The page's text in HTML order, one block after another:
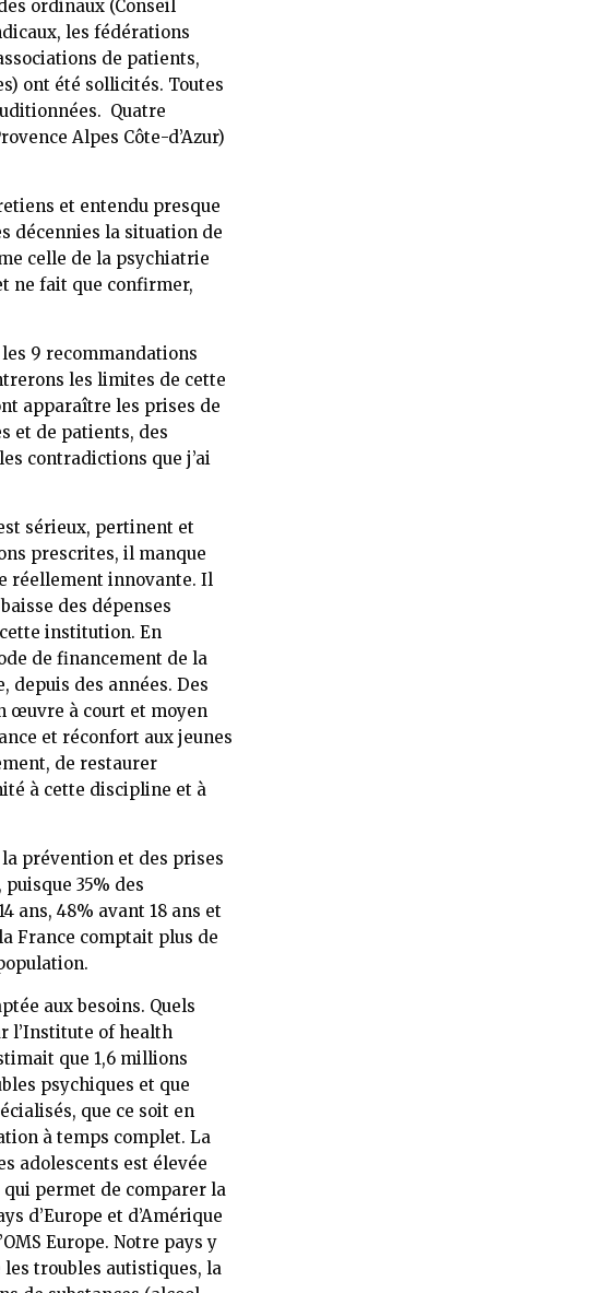
ordinaux (Conseil
les fédérations
de patients,
ont été sollicités. Toutes
Quatre
Alpes Côte-d’Azur)
et entendu presque
décennies la situation de
celle de la psychiatrie
ne fait que confirmer,
9 recommandations
les limites de cette
apparaître les prises de
et de patients, des
contradictions que j’ai
sérieux, pertinent et
prescrites, il manque
réellement innovante. Il
des dépenses
institution. En
de financement de la
des années. Des
œuvre à court et moyen
et réconfort aux jeunes
de restaurer
à cette discipline et à
prévention et des prises
35% des
ans, 48% avant 18 ans et
France comptait plus de
aux besoins. Quels
l’Institute of health
que 1,6 millions
psychiques et que
que ce soit en
à temps complet. La
adolescents est élevée
permet de comparer la
d’Europe et d’Amérique
Europe. Notre pays y
les troubles autistiques, la